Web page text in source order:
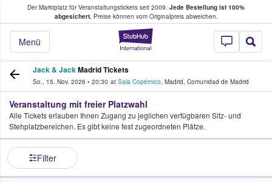
Der Marktplatz für Veranstaltungstickets seit 2009. Jede Bestellung ist 100%
abgesichert.Preise können vom Originalpreis abweichen.
StubHub - Wo
Menü
Tickets kaufen & verkaufen
Jack & JackMadrid Tickets
So., 15. Nov. 2026 • 20:30 at Sala Copérnico, Madrid, Comunidad de Madrid
Veranstaltung mit freier Platzwahl
Alle Tickets erlauben Ihnen Zugang zu jeglichen verfügbaren Sitz- und
Stehplatzbereichen. Es gibt keine fest zugeordneten Plätze.
Filter